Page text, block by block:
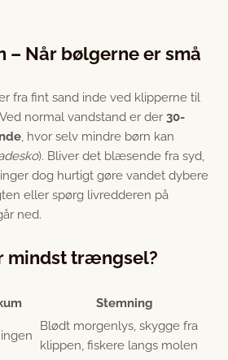
– Når bølgerne er små
fra fint sand inde ved klipperne til
normal vandstand er der 30-
, hvor selv mindre børn kan
). Bliver det blæsende fra syd,
dog hurtigt gøre vandet dybere
eller spørg livredderen på
ned.
mindst trængsel?
Stemning
Blødt morgenlys, skygge fra
klippen, fiskere langs molen